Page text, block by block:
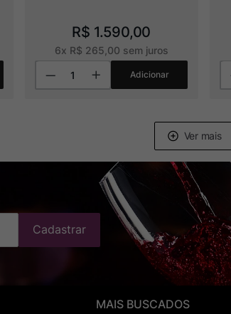
R$ 1.590,00
6x R$ 265 00 sem juros
Adicionar
Cadastrar
MAIS BUSCADOS